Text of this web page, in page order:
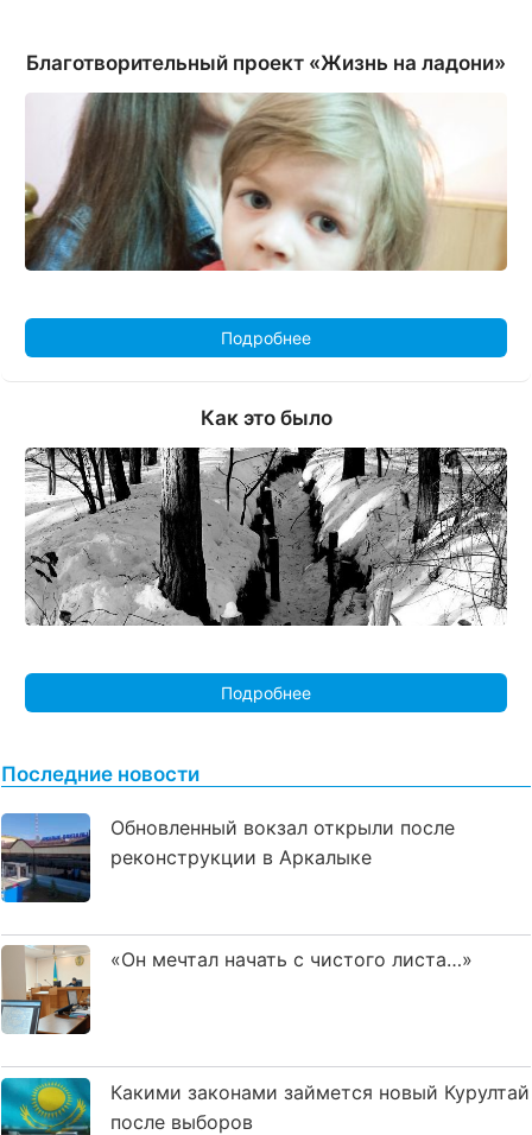
Благотворительный проект «Жизнь на ладони»
Подробнее
Как это было
Подробнее
Последние новости
Обновленный вокзал открыли после
реконструкции в Аркалыке
«Он мечтал начать с чистого листа…»
Какими законами займется новый Курултай
после выборов